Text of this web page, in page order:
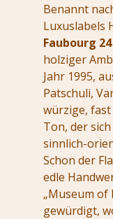
Benannt
Luxuslabels
Faubourg 24
holziger
Jahr 1995,
Patschuli,
würzige,
Ton, der
sinnlich-
Schon der
edle
„Museum of
gewürdigt,